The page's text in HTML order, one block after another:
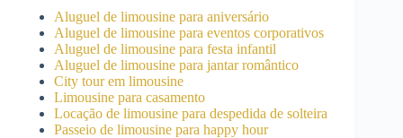
Aluguel de limousine para aniversário
Aluguel de limousine para eventos corporativos
Aluguel de limousine para festa infantil
Aluguel de limousine para jantar romântico
City tour em limousine
Limousine para casamento
Locação de limousine para despedida de solteira
Passeio de limousine para happy hour